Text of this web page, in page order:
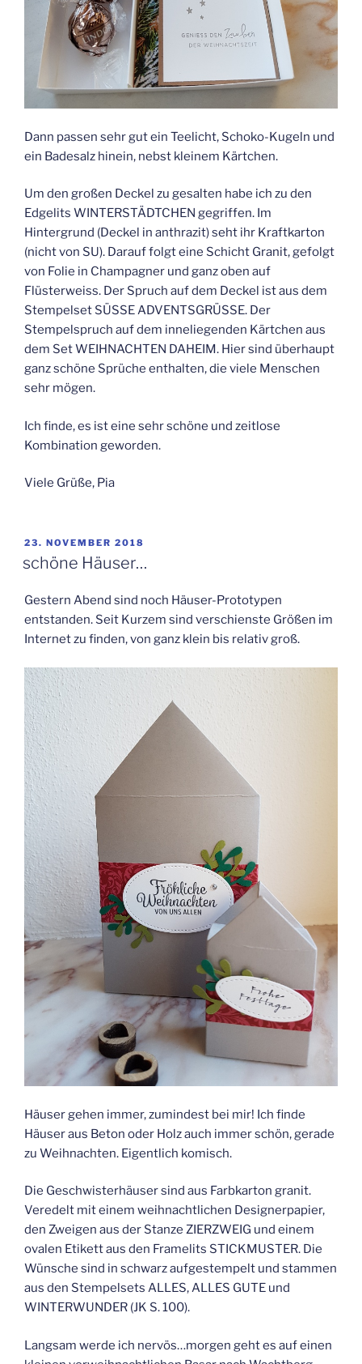
Dann passen sehr gut ein Teelicht, Schoko-Kugeln und
ein Badesalz hinein, nebst kleinem Kärtchen.
Um den großen Deckel zu gesalten habe ich zu den
Edgelits WINTERSTÄDTCHEN gegriffen. Im
Hintergrund (Deckel in anthrazit) seht ihr Kraftkarton
(nicht von SU). Darauf folgt eine Schicht Granit, gefolgt
von Folie in Champagner und ganz oben auf
Flüsterweiss. Der Spruch auf dem Deckel ist aus dem
Stempelset SÜSSE ADVENTSGRÜSSE. Der
Stempelspruch auf dem inneliegenden Kärtchen aus
dem Set WEIHNACHTEN DAHEIM. Hier sind überhaupt
ganz schöne Sprüche enthalten, die viele Menschen
sehr mögen.
Ich finde, es ist eine sehr schöne und zeitlose
Kombination geworden.
Viele Grüße, Pia
VERÖFFENTLICHT
AM
23. NOVEMBER 2018
schöne Häuser…
Gestern Abend sind noch Häuser-Prototypen
entstanden. Seit Kurzem sind verschienste Größen im
Internet zu finden, von ganz klein bis relativ groß.
Häuser gehen immer, zumindest bei mir! Ich finde
Häuser aus Beton oder Holz auch immer schön, gerade
zu Weihnachten. Eigentlich komisch.
Die Geschwisterhäuser sind aus Farbkarton granit.
Veredelt mit einem weihnachtlichen Designerpapier,
den Zweigen aus der Stanze ZIERZWEIG und einem
ovalen Etikett aus den Framelits STICKMUSTER. Die
Wünsche sind in schwarz aufgestempelt und stammen
aus den Stempelsets ALLES, ALLES GUTE und
WINTERWUNDER (JK S. 100).
Langsam werde ich nervös…morgen geht es auf einen